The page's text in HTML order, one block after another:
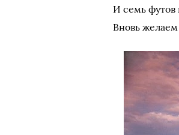
И семь футов
Вновь